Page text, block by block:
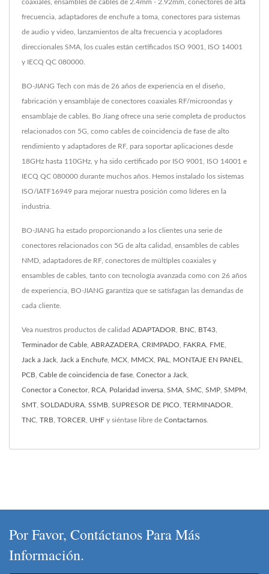
coaxiales, ensambles de cables de 2.4mm - 2.92mm, conectores de alta
frecuencia, adaptadores de enchufe a toma, conectores para sistemas
de audio y video, lanzamientos de alta frecuencia y acopladores
direccionales SMA, los cuales están certificados ISO 9001, ISO 14001
y IECQ QC 080000.
BO-JIANG Tech con más de 26 años de experiencia en el diseño,
fabricación y ensamblaje de conectores coaxiales RF/microondas y
ensamblaje de cables. Bo Jiang ofrece una serie completa de productos
relacionados con 5G, como cables de coincidencia de fase de alto
rendimiento y adaptadores de RF, para soportar aplicaciones desde
18GHz hasta 110GHz, y ha sido certificado por ISO 9001, ISO 14001 e
IECQ QC 080000 durante muchos años. Hemos instalado los sistemas
ISO/IATF16949 para mejorar nuestra posición como líderes en la
industria.
BO-JIANG ha estado proporcionando a los clientes una serie de
conectores relacionados con 5G de alta calidad, ensambles de cables
NMD, adaptadores de RF, conectores de múltiples coaxiales y
ensambles de cables, tanto con tecnología avanzada como con 26 años
de experiencia, BO-JIANG garantiza que se satisfagan las demandas de
cada cliente.
Vea nuestros productos de calidad ADAPTADOR BNC BT43
Terminador de Cable ABRAZADERA CRIMPADO FAKRA FME
Jack a Jack Jack a Enchufe MCX MMCX PAL MONTAJE EN PANEL
PCB Cable de coincidencia de fase Conector a Jack
Conector a Conector, RCA Polaridad inversa SMA SMC SMP SMPM
SMT SOLDADURA SSMB SUPRESOR DE PICO TERMINADOR
TNC TRB TORCER UHF y siéntase libre de Contactarnos
Por Favor, Contáctanos Para Más
Información.